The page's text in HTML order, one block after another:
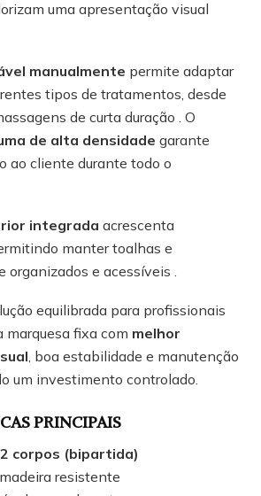
uma apresentação visual
manualmente permite adaptar
tipos de tratamentos, desde
de curta duração . O
de alta densidade garante
ao cliente durante todo o
integrada acrescenta
manter toalhas e
organizados e acessíveis .
equilibrada para profissionais
marquesa fixa com melhor
, boa estabilidade e manutenção
um investimento controlado.
PRINCIPAIS
2 corpos (bipartida)
resistente